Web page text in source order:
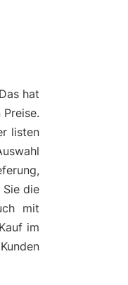
hat
listen
die
mit
im